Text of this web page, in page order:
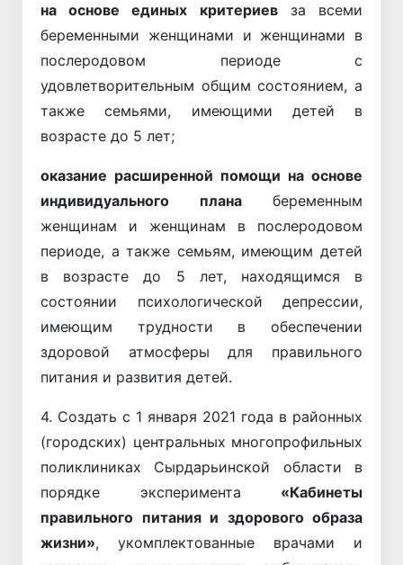
на основе единых критериевза всеми
беременными женщинами и женщинами в
послеродовом периоде с
удовлетворительным общим состоянием, а
также семьями, имеющими детей в
возрасте до 5 лет;
оказание расширенной помощи на основе
индивидуального плана беременным
женщинам и женщинам в послеродовом
периоде, а также семьям, имеющим детей
в возрасте до 5 лет, находящимся в
состоянии психологической депрессии,
имеющим трудности в обеспечении
здоровой атмосферы для правильного
питания и развития детей.
4. Создать с 1 января 2021 года в районных
(городских) центральных многопрофильных
поликлиниках Сырдарьинской области в
порядке эксперимента «Кабинеты
правильного питания и здорового образа
жизни», укомплектованные врачами и